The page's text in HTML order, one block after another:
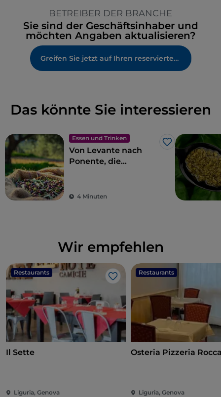
BETREIBER DER BRANCHE
Sie sind der Geschäftsinhaber und
möchten Angaben aktualisieren?
Greifen Sie jetzt auf Ihren reservierten Bereich zu
Das könnte Sie interessieren
Essen und Trinken
Like
Von Levante nach
Ponente, die
4 Minuten
Wir empfehlen
Restaurants
Like
Il Sette
Liguria, Genova
Restaurants
Osteria Pizzeria
Liguria, Genova